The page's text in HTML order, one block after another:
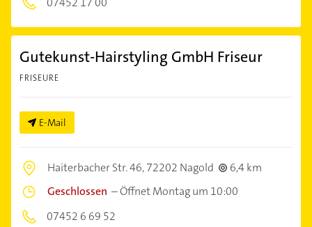
Gutekunst-Hairstyling GmbH Friseur
FRISEURE
E-Mail
Haiterbacher Str. 46,72202 Nagold
6,4 km
Geschlossen –Öffnet Montag um 10:00
07452 6 69 52